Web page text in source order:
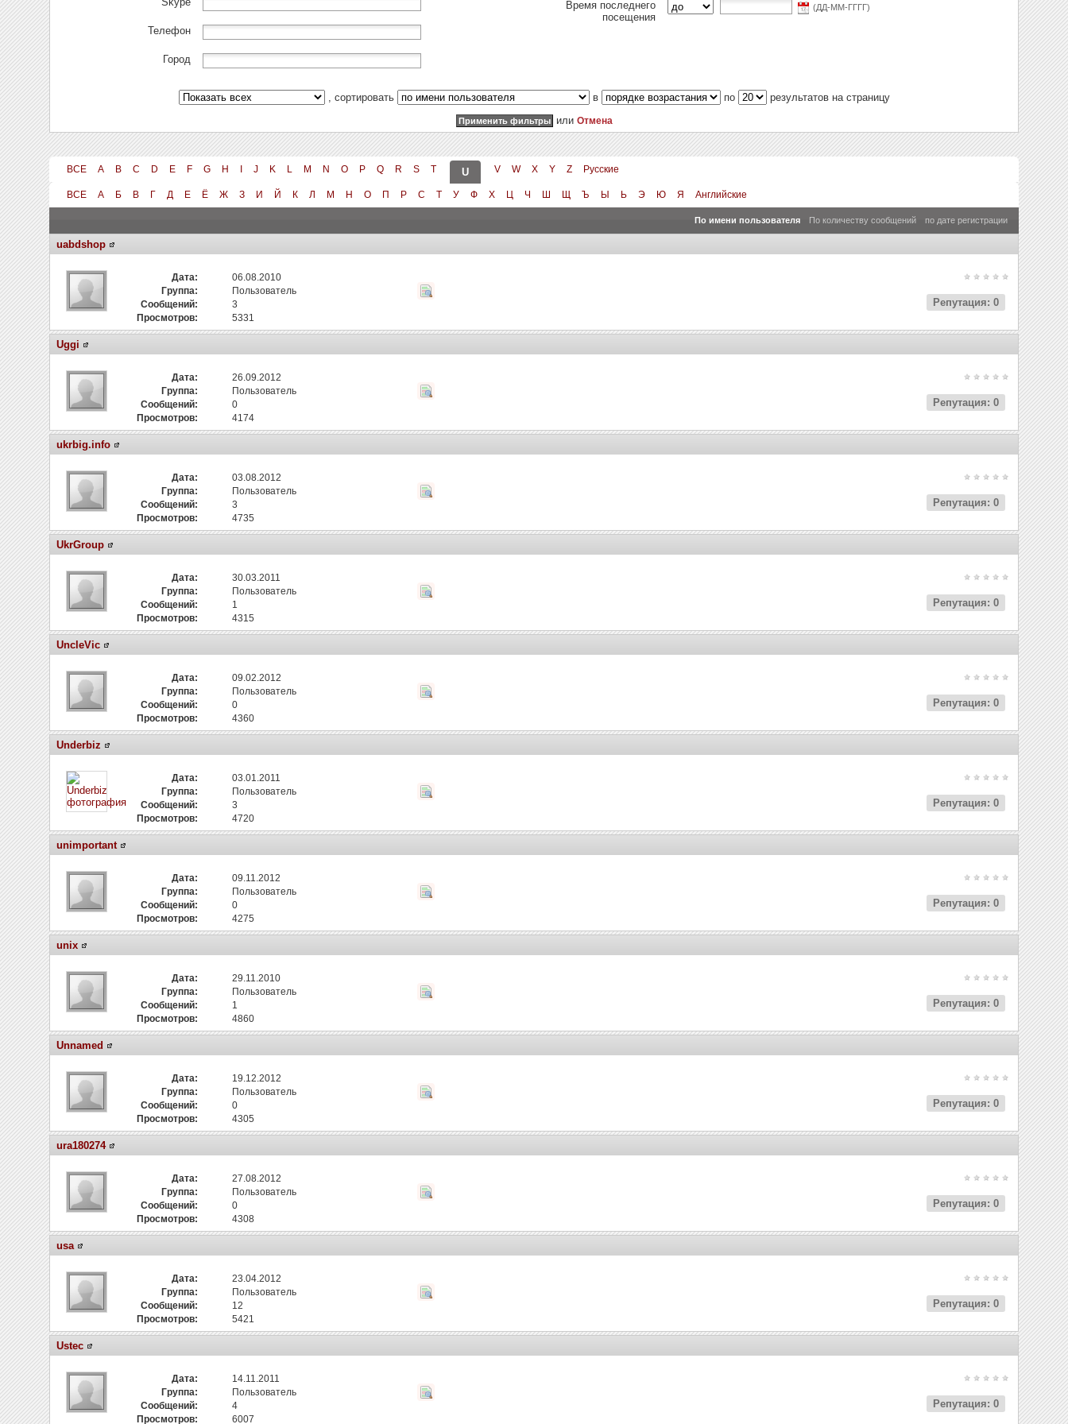
Телефон
Город
Время последнего
посещения
(ДД-ММ-ГГГГ)
, сортировать в по
результатов на страницу
или Отмена
ВСЕ A B C D E F G H J K M N O P Q R S T U V W X Y Z Русские
ВСЕ А Б В Г Д Е Ё Ж З И Й К Л М Н О П Р С Т У Ф Х Ч Ъ Ы Ь Э Ю Я Английские
По имени пользователя По количеству сообщений по дате регистрации
uabdshop
Дата:
06.08.2010
Группа:
Пользователь
Сообщений:
3
Просмотров:
5331
Репутация: 0
Uggi
Дата:
26.09.2012
Группа:
Пользователь
Сообщений:
0
Просмотров:
4174
Репутация: 0
ukrbig.info
Дата:
03.08.2012
Группа:
Пользователь
Сообщений:
3
Просмотров:
4735
Репутация: 0
UkrGroup
Дата:
30.03.2011
Группа:
Пользователь
Сообщений:
1
Просмотров:
4315
Репутация: 0
UncleVic
Дата:
09.02.2012
Группа:
Пользователь
Сообщений:
0
Просмотров:
4360
Репутация: 0
Underbiz
Дата:
03.01.2011
Группа:
Пользователь
Сообщений:
3
Просмотров:
4720
Репутация: 0
unimportant
Дата:
09.11.2012
Группа:
Пользователь
Сообщений:
0
Просмотров:
4275
Репутация: 0
unix
Дата:
29.11.2010
Группа:
Пользователь
Сообщений:
1
Просмотров:
4860
Репутация: 0
Unnamed
Дата:
19.12.2012
Группа:
Пользователь
Сообщений:
0
Просмотров:
4305
Репутация: 0
ura180274
Дата:
27.08.2012
Группа:
Пользователь
Сообщений:
0
Просмотров:
4308
Репутация: 0
usa
Дата:
23.04.2012
Группа:
Пользователь
Сообщений:
12
Просмотров:
5421
Репутация: 0
Ustec
Дата:
14.11.2011
Группа:
Пользователь
Сообщений:
4
Просмотров:
6007
Репутация: 0